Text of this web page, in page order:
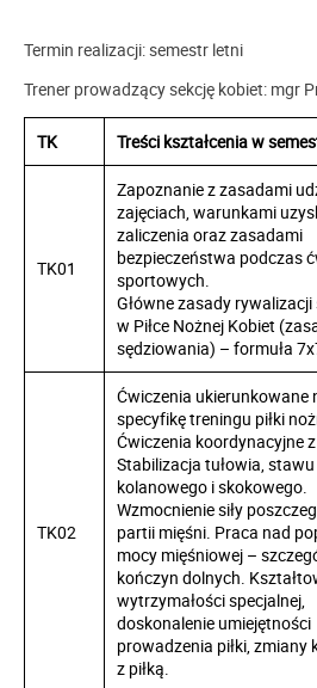
Termin realizacji: semestr letni
Trener prowadzący sekcję kobiet: mgr
TK Treści kształcenia w
TK01
Zapoznanie z zasadami
zajęciach, warunkami
zaliczenia oraz zasadami
bezpieczeństwa podczas
sportowych.
Główne zasady
w Piłce Nożnej Kobiet
sędziowania) – formuła
TK02
Ćwiczenia ukierunkowane
specyfikę treningu piłki
Ćwiczenia koordynacyjne z
Stabilizacja tułowia, stawu
kolanowego i skokowego.
Wzmocnienie siły
partii mięśni. Praca nad
mocy mięśniowej –
kończyn dolnych.
wytrzymałości specjalnej,
doskonalenie umiejętności
prowadzenia piłki, zmiany
z piłką.